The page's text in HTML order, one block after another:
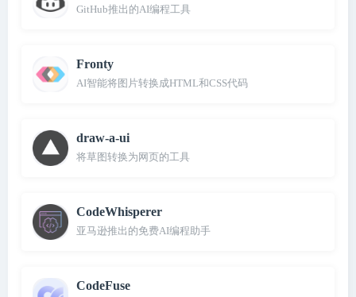
GitHub推出的AI编程工具
Fronty
AI智能将图片转换成HTML和CSS代码
draw-a-ui
将草图转换为网页的工具
CodeWhisperer
亚马逊推出的免费AI编程助手
CodeFuse